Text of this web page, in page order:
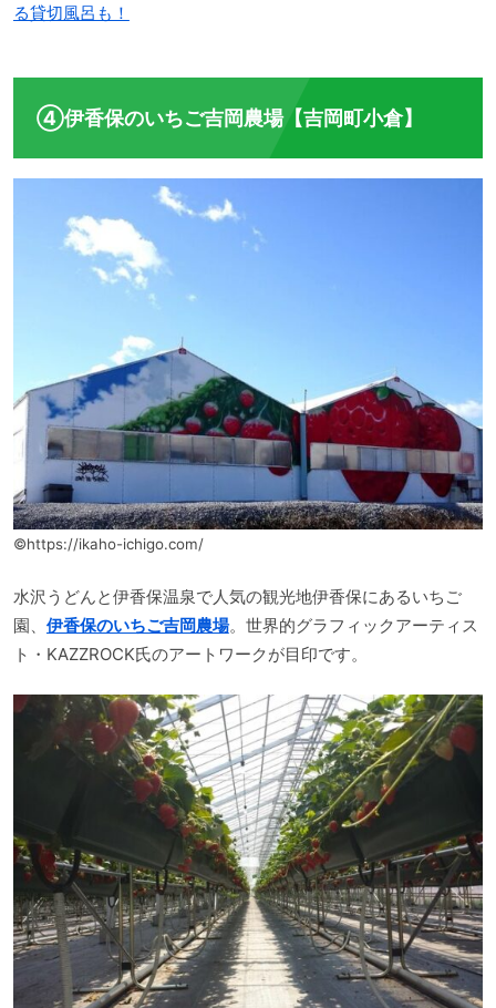
る貸切風呂も！
④伊香保のいちご吉岡農場【吉岡町小倉】
©https://ikaho-ichigo.com/
水沢うどんと伊香保温泉で人気の観光地伊香保にあるいちご
園、 伊香保のいちご吉岡農場。世界的グラフィックアーティス
ト・KAZZROCK氏のアートワークが目印です。